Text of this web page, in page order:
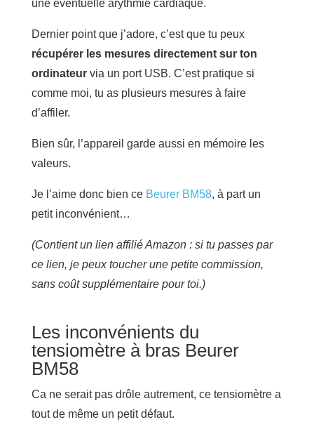
une éventuelle arythmie cardiaque.
Dernier point que j’adore, c’est que tu peux
récupérer les mesures directement sur ton
ordinateurvia un port USB. C’est pratique si
comme moi, tu as plusieurs mesures à faire
d’affiler.
Bien sûr, l’appareil garde aussi en mémoire les
valeurs.
Je l’aime donc bien ce Beurer BM58, à part un
petit inconvénient…
(Contient un lien affilié Amazon : si tu passes par
ce lien, je peux toucher une petite commission,
sans coût supplémentaire pour toi.)
Les inconvénients du
tensiomètre à bras Beurer
BM58
Ca ne serait pas drôle autrement, ce tensiomètre a
tout de même un petit défaut.